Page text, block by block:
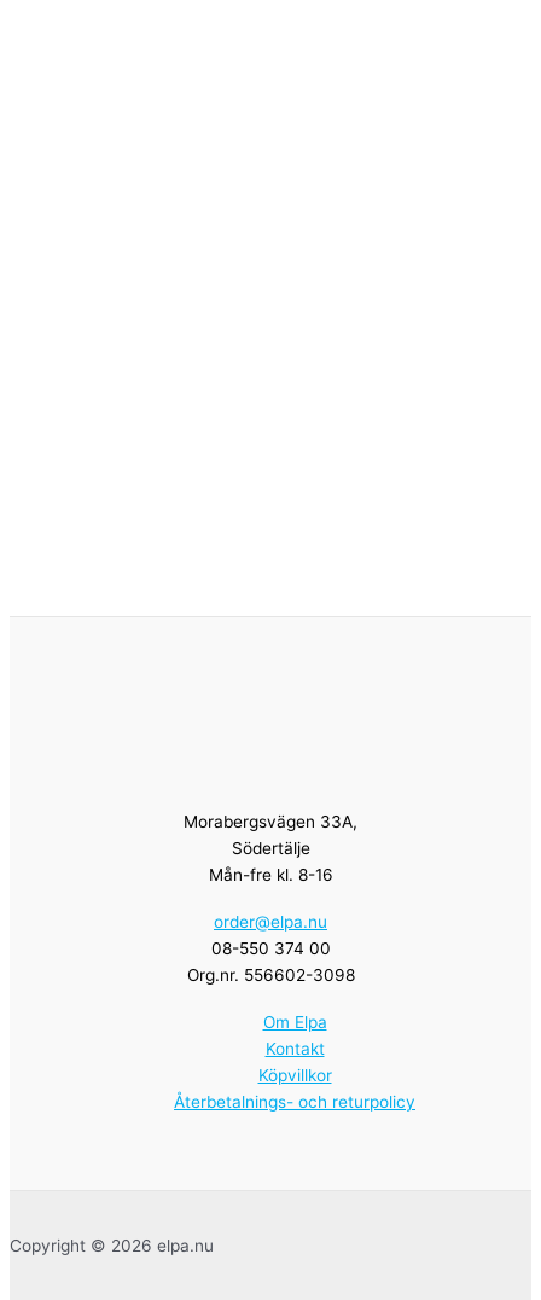
Morabergsvägen 33A,
Södertälje
Mån-fre kl. 8-16
order@elpa.nu
08-550 374 00
Org.nr. 556602-3098
Om Elpa
Kontakt
Köpvillkor
Återbetalnings- och returpolicy
Copyright © 2026 elpa.nu